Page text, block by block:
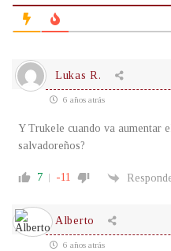
Lukas R.
6 años atrás
Y Trukele cuando va aumentar
salvadoreños?
7 -11
Alberto
6 años atrás